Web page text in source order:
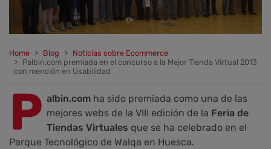
Home Blog
Noticias sobre Ecommerce
Palbin.com premiada en el concurso a la Mejor Tienda Virtual 2013
con mención en Usabilidad
P albin.com ha sido premiada como una de las
mejores webs de la VIII edición de la Feria de
Tiendas Virtuales que se ha celebrado en el
Parque Tecnológico de Walqa en Huesca.